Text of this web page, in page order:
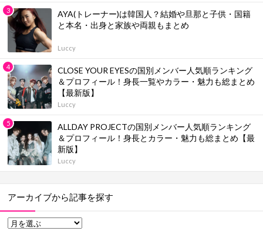
AYA(トレーナー)は韓国人？結婚や旦那と子供・国籍
と本名・出身と家族や両親もまとめ
Luccy
CLOSE YOUR EYESの国別メンバー人気順ランキング
＆プロフィール！身長一覧やカラー・魅力も総まとめ
【最新版】
Luccy
ALLDAY PROJECTの国別メンバー人気順ランキング
＆プロフィール！身長とカラー・魅力も総まとめ【最
新版】
Luccy
アーカイブから記事を探す